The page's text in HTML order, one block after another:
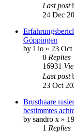
Last post
24 Dec
Göppingen
by Lio » 23 Oct
0 Replies
16931
Last post
23 Oct
Brusthaare
bestimmtes
by sandro x »
1 Replies